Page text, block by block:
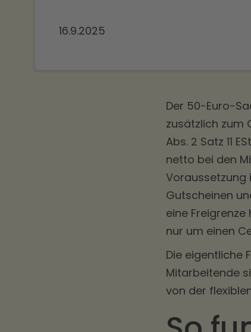
16.9.2025
Der 50-Euro-
zusätzlich zum
Abs. 2 Satz 11
netto bei den
Voraussetzung
Gutscheinen
eine
nur um einen
Die eigentliche
Mitarbeitende
von der